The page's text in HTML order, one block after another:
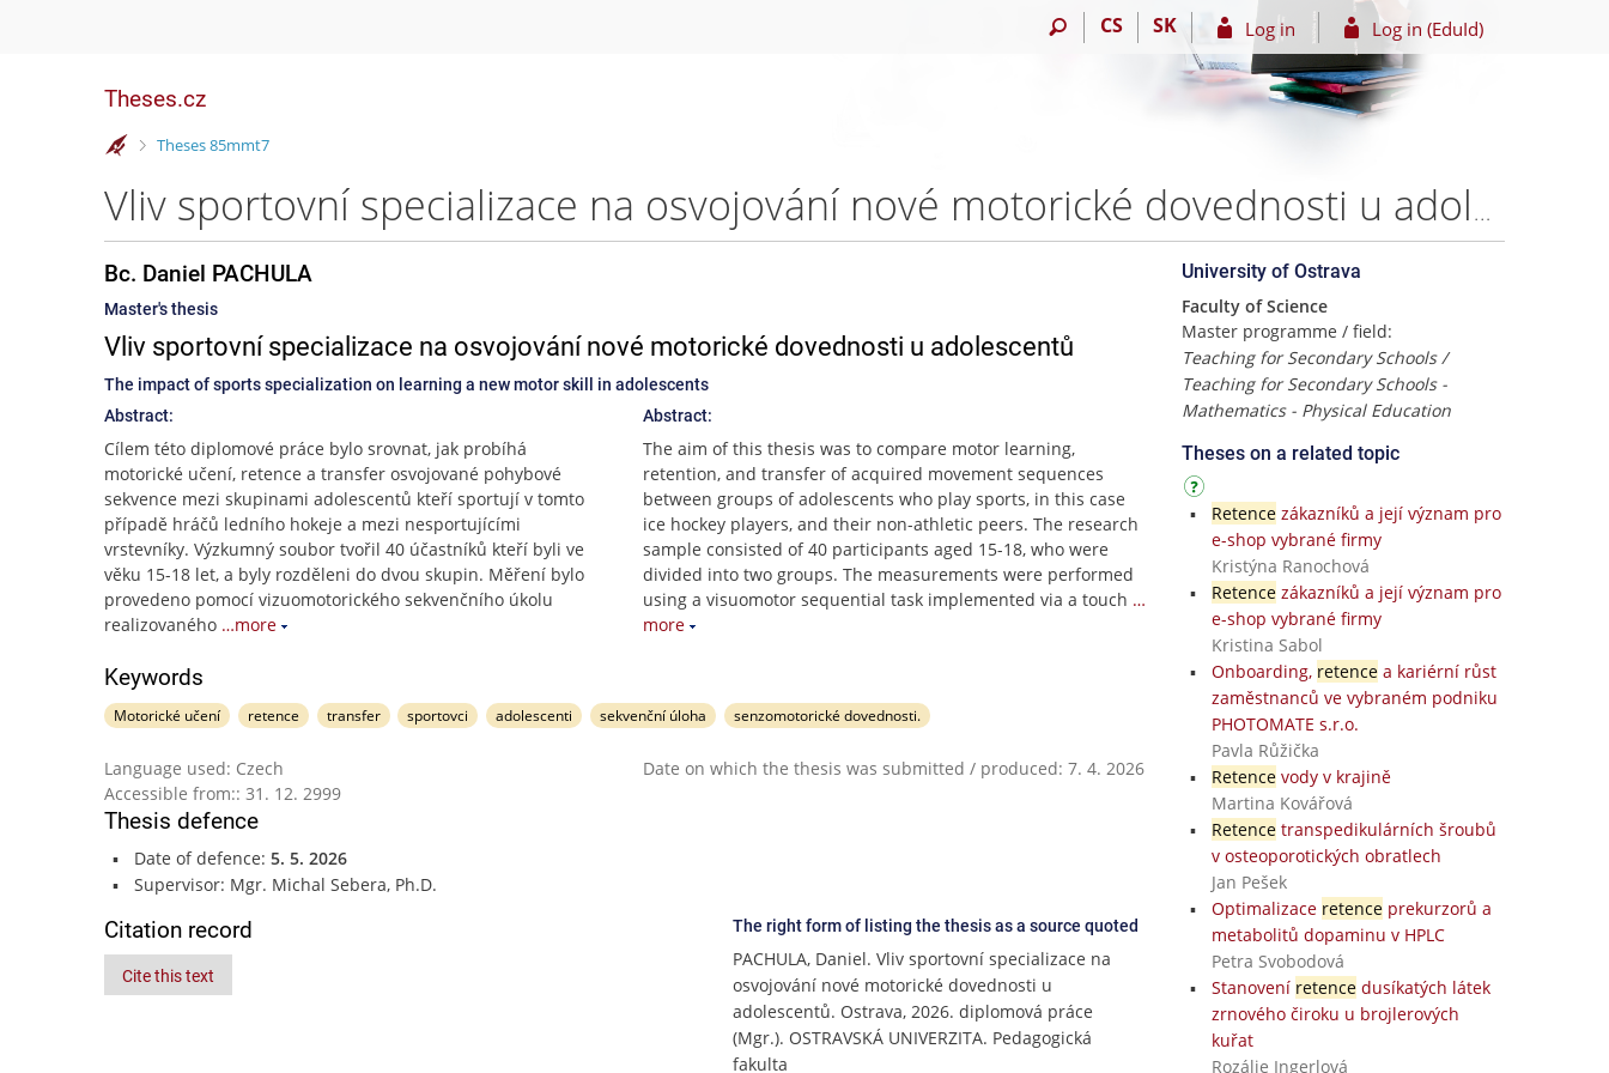
CS SK Log in Log in (EduId)
Theses.cz
>
Theses 85mmt7
Vliv sportovní specializace na osvojování nové motorické dovednosti u adolescentů – Bc. Daniel PACHULA
Bc. Daniel PACHULA
Master's thesis
Vliv sportovní specializace na osvojování nové motorické dovednosti u adolescentů
The impact of sports specialization on learning a new motor skill in adolescents
Abstract:
Cílem této diplomové práce bylo srovnat, jak probíhá
motorické učení, retence a transfer osvojované pohybové
sekvence mezi skupinami adolescentů kteří sportují v tomto
případě hráčů ledního hokeje a mezi nesportujícími
vrstevníky. Výzkumný soubor tvořil 40 účastníků kteří byli ve
věku 15-18 let, a byly rozděleni do dvou skupin. Měření bylo
provedeno pomocí vizuomotorického sekvenčního úkolu
realizovaného …more
Abstract:
The aim of this thesis was to compare motor learning,
retention, and transfer of acquired movement sequences
between groups of adolescents who play sports, in this case
ice hockey players, and their non-athletic peers. The research
sample consisted of 40 participants aged 15-18, who were
divided into two groups. The measurements were performed
using a visuomotor sequential task implemented via a touch …
more
Keywords
Motorické učení retence transfer sportovci adolescenti sekvenční úloha senzomotorické dovednosti.
Language used: Czech
Date on which the thesis was submitted / produced: 7. 4. 2026
Accessible from:: 31. 12. 2999
Thesis defence
Date of defence: 5. 5. 2026
Supervisor: Mgr. Michal Sebera, Ph.D.
Citation record
Cite this text
The right form of listing the thesis as a source quoted
PACHULA, Daniel. Vliv sportovní specializace na
osvojování nové motorické dovednosti u
adolescentů. Ostrava, 2026. diplomová práce
(Mgr.). OSTRAVSKÁ UNIVERZITA. Pedagogická
fakulta
University of Ostrava
Faculty of Science
Master programme / field:
Teaching for Secondary Schools /
Teaching for Secondary Schools -
Mathematics - Physical Education
Theses on a related topic
Retencezákazníků a její význam pro
e-shop vybrané firmy
Kristýna Ranochová
Retencezákazníků a její význam pro
e-shop vybrané firmy
Kristina Sabol
Onboarding, retencea kariérní růst
zaměstnanců ve vybraném podniku
PHOTOMATE s.r.o.
Pavla Růžička
Retencevody v krajině
Martina Kovářová
Retencetranspedikulárních šroubů
v osteoporotických obratlech
Jan Pešek
Optimalizace retenceprekurzorů a
metabolitů dopaminu v HPLC
Petra Svobodová
Stanovení retencedusíkatých látek
zrnového čiroku u brojlerových
kuřat
Rozálie Ingerlová